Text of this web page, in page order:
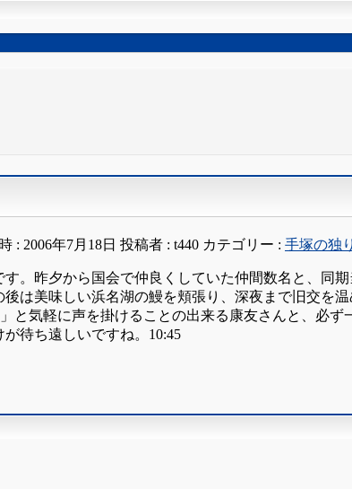
: 2006年7月18日 投稿者 : t440 カテゴリー : 手塚の独
。昨夕から国会で仲良くしていた仲間数名と、同
は美味しい浜名湖の鰻を頬張り、深夜まで旧交を
と気軽に声を掛けることの出来る康友さんと、必
待ち遠しいですね。10:45